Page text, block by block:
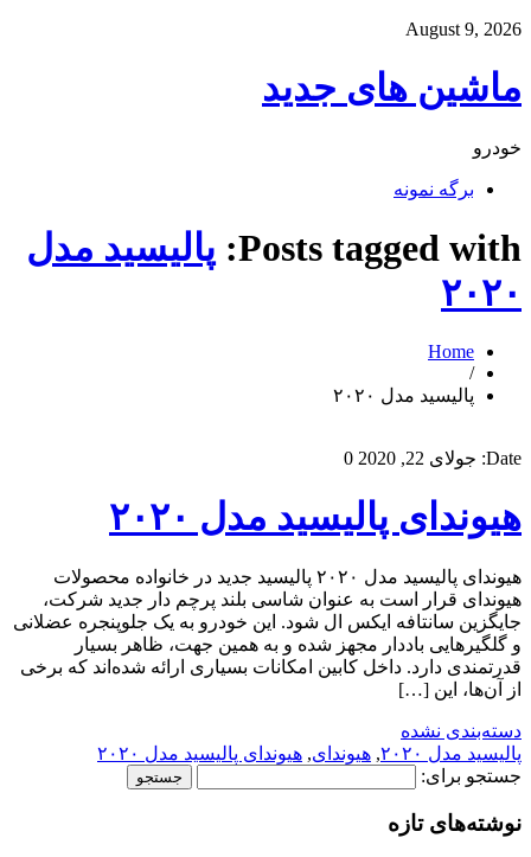
August 9, 2026
ماشین های جدید
خودرو
برگه نمونه
Posts tagged with: پالیسید مدل
۲۰۲۰
Home
/
پالیسید مدل ۲۰۲۰
Date: جولای 22, 2020 0
هیوندای پالیسید مدل ۲۰۲۰
هیوندای پالیسید مدل ۲۰۲۰ پالیسید جدید در خانواده محصولات
هیوندای قرار است به عنوان شاسی بلند پرچم دار جدید شرکت،
جایگزین سانتافه ایکس ال شود. این خودرو به یک جلوپنجره عضلانی
و گلگیرهایی باددار مجهز شده و به همین جهت، ظاهر بسیار
قدرتمندی دارد. داخل کابین امکانات بسیاری ارائه شده‌اند که برخی
از آن‌ها، این […]
دسته‌بندی نشده
پالیسید مدل ۲۰۲۰
, هیوندای, هیوندای پالیسید مدل ۲۰۲۰
جستجو برای:
نوشته‌های تازه